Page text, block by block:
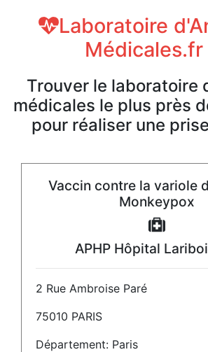
Laboratoire
Trouver le laboratoire
médicales le plus près
pour réaliser une
Vaccin contre la variole
Monkeypox
APHP Hôpital
2 Rue Ambroise Paré
75010 PARIS
Département: Paris